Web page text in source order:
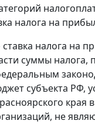
налога на
налога на
суммы
субъекта РФ,
края
не